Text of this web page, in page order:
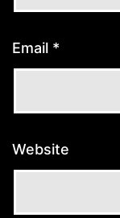
Email *
Website